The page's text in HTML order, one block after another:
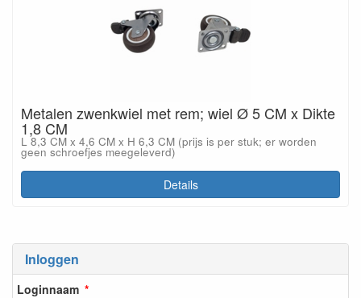
Inloggen
Loginnaam
Metalen zwenkwiel met rem; wiel Ø 5 CM x Dikte
1,8 CM
L 8,3 CM x 4,6 CM x H 6,3 CM (prijs is per stuk; er worden
geen schroefjes meegeleverd)
Details